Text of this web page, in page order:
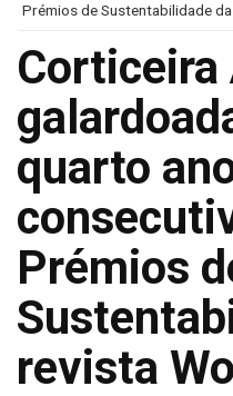
Prémios de Sustentabilidade
Corticeira
quarto
Prémios
revista